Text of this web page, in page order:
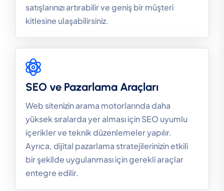
satışlarınızı artırabilir ve geniş bir müşteri
kitlesine ulaşabilirsiniz.
SEO ve Pazarlama Araçları
Web sitenizin arama motorlarında daha
yüksek sıralarda yer alması için SEO uyumlu
içerikler ve teknik düzenlemeler yapılır.
Ayrıca, dijital pazarlama stratejilerinizin etkili
bir şekilde uygulanması için gerekli araçlar
entegre edilir.